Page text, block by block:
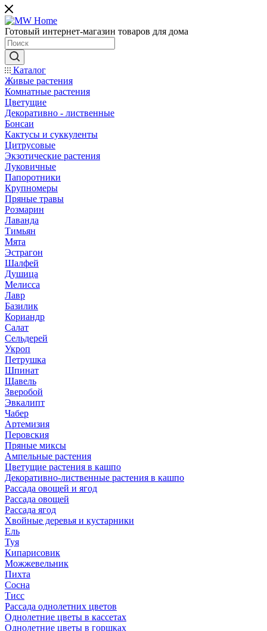
Готовый интернет-магазин товаров для дома
Каталог
Живые растения
Комнатные растения
Цветущие
Декоративно - лиственные
Бонсаи
Кактусы и суккуленты
Цитрусовые
Экзотические растения
Луковичные
Папоротники
Крупномеры
Пряные травы
Розмарин
Лаванда
Тимьян
Мята
Эстрагон
Шалфей
Душица
Мелисса
Лавр
Базилик
Кориандр
Салат
Сельдерей
Укроп
Петрушка
Шпинат
Щавель
Зверобой
Эвкалипт
Чабер
Артемизия
Перовския
Пряные миксы
Ампельные растения
Цветущие растения в кашпо
Декоративно-лиственные растения в кашпо
Рассада овощей и ягод
Рассада овощей
Рассада ягод
Хвойные деревья и кустарники
Ель
Туя
Кипарисовик
Можжевельник
Пихта
Сосна
Тисc
Рассада однолетних цветов
Однолетние цветы в кассетах
Однолетние цветы в горшках